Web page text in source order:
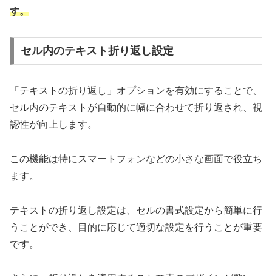
す。
セル内のテキスト折り返し設定
「テキストの折り返し」オプションを有効にすることで、
セル内のテキストが自動的に幅に合わせて折り返され、視
認性が向上します。
この機能は特にスマートフォンなどの小さな画面で役立ち
ます。
テキストの折り返し設定は、セルの書式設定から簡単に行
うことができ、目的に応じて適切な設定を行うことが重要
です。